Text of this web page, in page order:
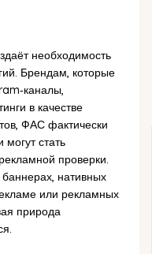
необходимость
Брендам, которые
в качестве
ФАС фактически
стать
проверки.
нативных
или рекламных
природа